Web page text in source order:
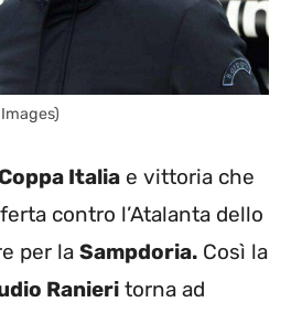
Italia e vittoria che
contro l’Atalanta dello
per la Sampdoria. Così la
Ranieri torna ad